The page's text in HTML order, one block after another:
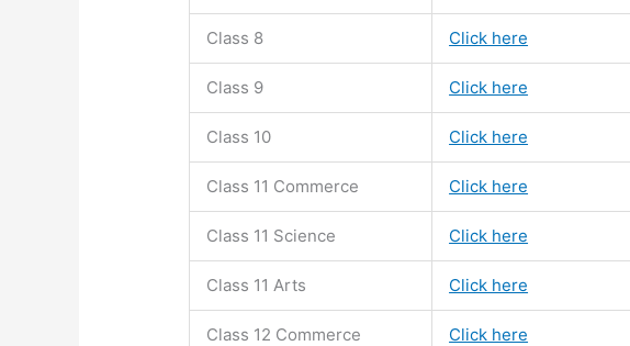
Class 8 Click here
Class 9 Click here
Class 10 Click here
Class 11 Commerce Click here
Class 11 Science Click here
Class 11 Arts Click here
Class 12 Commerce Click here